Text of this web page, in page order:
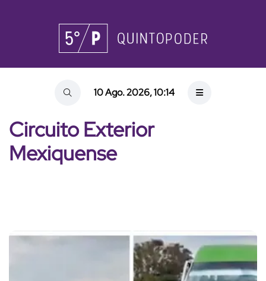
10 Ago. 2026, 10:14
Circuito Exterior
Mexiquense